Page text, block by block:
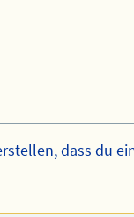
dass du